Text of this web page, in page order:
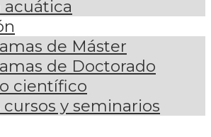
acuática
de Máster
de Doctorado
científico
cursos y seminarios